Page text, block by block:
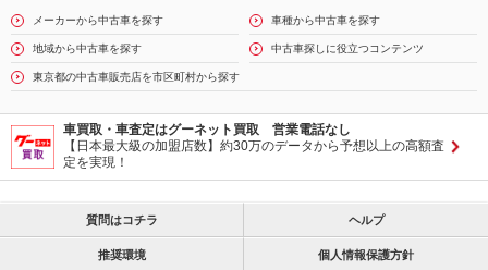
メーカーから中古車を探す 車種から中古車を探す
地域から中古車を探す 中古車探しに役立つコンテンツ
東京都の中古車販売店を市区町村から探す
車買取・車査定はグーネット買取 営業電話なし
【日本最大級の加盟店数】約30万のデータから予想以上の高額査
定を実現！
質問はコチラ ヘルプ
推奨環境 個人情報保護方針